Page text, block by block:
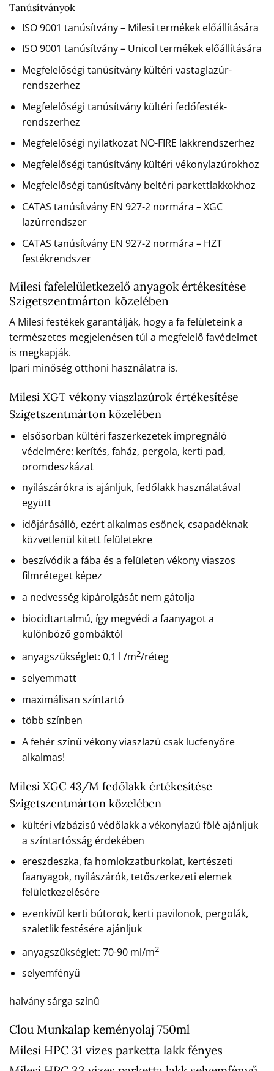
Tanúsítványok
ISO 9001 tanúsítvány – Milesi termékek előállítására
ISO 9001 tanúsítvány – Unicol termékek előállítására
Megfelelőségi tanúsítvány kültéri vastaglazúr-
rendszerhez
Megfelelőségi tanúsítvány kültéri fedőfesték-
rendszerhez
Megfelelőségi nyilatkozat NO-FIRE lakkrendszerhez
Megfelelőségi tanúsítvány kültéri vékonylazúrokhoz
Megfelelőségi tanúsítvány beltéri parkettlakkokhoz
CATAS tanúsítvány EN 927-2 normára – XGC
lazúrrendszer
CATAS tanúsítvány EN 927-2 normára – HZT
festékrendszer
Milesi fafelelületkezelő anyagok értékesítése
Szigetszentmárton közelében
A Milesi festékek garantálják, hogy a fa felületeink a
természetes megjelenésen túl a megfelelő favédelmet
is megkapják.
Ipari minőség otthoni használatra is.
Milesi XGT vékony viaszlazúrok értékesítése
Szigetszentmárton közelében
elsősorban kültéri faszerkezetek impregnáló
védelmére: kerítés, faház, pergola, kerti pad,
oromdeszkázat
nyílászárókra is ajánljuk, fedőlakk használatával
együtt
időjárásálló, ezért alkalmas esőnek, csapadéknak
közvetlenül kitett felületekre
beszívódik a fába és a felületen vékony viaszos
filmréteget képez
a nedvesség kipárolgását nem gátolja
biocidtartalmú, így megvédi a faanyagot a
különböző gombáktól
anyagszükséglet: 0,1 l /m2/réteg
selyemmatt
maximálisan színtartó
több színben
A fehér színű vékony viaszlazú csak lucfenyőre
alkalmas!
Milesi XGC 43/M fedőlakk értékesítése
Szigetszentmárton közelében
kültéri vízbázisú védőlakk a vékonylazú fölé ajánljuk
a színtartósság érdekében
ereszdeszka, fa homlokzatburkolat, kertészeti
faanyagok, nyílászárók, tetőszerkezeti elemek
felületkezelésére
ezenkívül kerti bútorok, kerti pavilonok, pergolák,
szaletlik festésére ajánljuk
anyagszükséglet: 70-90 ml/m2
selyemfényű
halvány sárga színű
Clou Munkalap keményolaj 750ml
Milesi HPC 31 vizes parketta lakk fényes